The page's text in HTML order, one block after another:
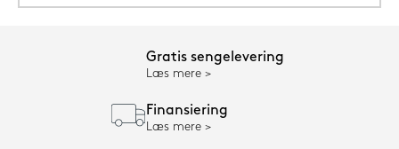
Gratis sengelevering
Læs mere
Finansiering
Læs mere